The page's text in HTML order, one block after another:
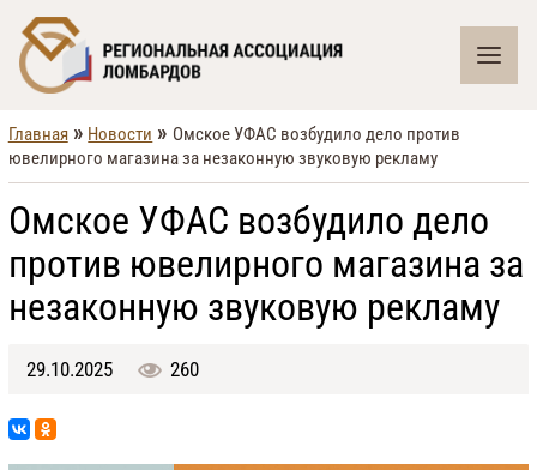
Главная » Новости » Омское УФАС возбудило дело против
ювелирного магазина за незаконную звуковую рекламу
Омское УФАС возбудило дело
против ювелирного магазина за
незаконную звуковую рекламу
29.10.2025 260